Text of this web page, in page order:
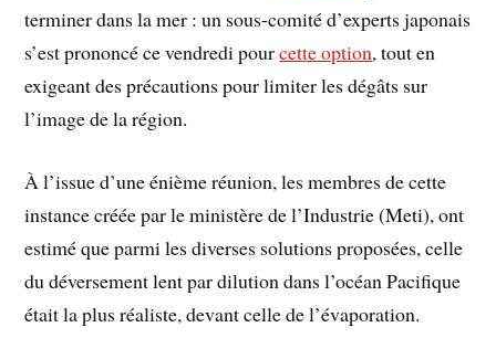
terminer dans la mer : un sous-comité d’experts japonais
s’est prononcé ce vendredi pourcette option, tout en
exigeant des précautions pour limiter les dégâts sur
l’image de la région.
À l’issue d’une énième réunion, les membres de cette
instance créée par le ministère de l’Industrie (Meti), ont
estimé que parmi les diverses solutions proposées, celle
du déversement lent par dilution dans l’océan Pacifique
était la plus réaliste, devant celle de l’évaporation.